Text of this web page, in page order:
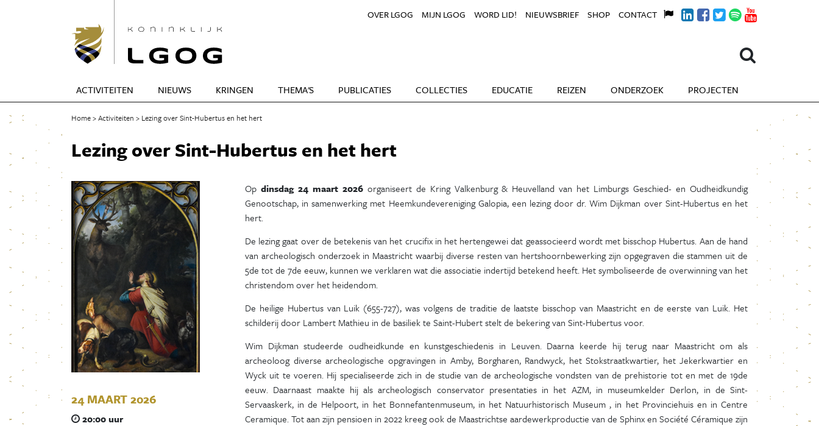
ACTIVITEITEN NIEUWS KRINGEN THEMA'S PUBLICATIES COLLECTIES EDUCATIE REIZEN ONDERZOEK PROJECTEN
OVER LGOG MIJN LGOG WORD LID! NIEUWSBRIEF SHOP CONTACT
Home Activiteiten Lezing over Sint-Hubertus en het hert
Lezing over Sint-Hubertus en het hert
24 MAART 2026
20:00 uur
Op dinsdag 24 maart 2026organiseert de Kring Valkenburg & Heuvelland van het Limburgs Geschied- en Oudheidkundig
Genootschap, in samenwerking met Heemkundevereniging Galopia, een lezing door dr. Wim Dijkman over Sint-Hubertus en het
hert.
De lezing gaat over de betekenis van het crucifix in het hertengewei dat geassocieerd wordt met bisschop Hubertus. Aan de hand
van archeologisch onderzoek in Maastricht waarbij diverse resten van hertshoornbewerking zijn opgegraven die stammen uit de
5de tot de 7de eeuw, kunnen we verklaren wat die associatie indertijd betekend heeft. Het symboliseerde de overwinning van het
christendom over het heidendom.
De heilige Hubertus van Luik (655-727), was volgens de traditie de laatste bisschop van Maastricht en de eerste van Luik. Het
schilderij door Lambert Mathieu in de basiliek te Saint-Hubert stelt de bekering van Sint-Hubertus voor.
Wim Dijkman studeerde oudheidkunde en kunstgeschiedenis in Leuven. Daarna keerde hij terug naar Maastricht om als
archeoloog diverse archeologische opgravingen in Amby, Borgharen, Randwyck, het Stokstraatkwartier, het Jekerkwartier en
Wyck uit te voeren. Hij specialiseerde zich in de studie van de archeologische vondsten van de prehistorie tot en met de 19de
eeuw. Daarnaast maakte hij als archeologisch conservator presentaties in het AZM, in museumkelder Derlon, in de Sint-
Servaaskerk, in de Helpoort, in het Bonnefantenmuseum, in het Natuurhistorisch Museum , in het Provinciehuis en in Centre
Ceramique. Tot aan zijn pensioen in 2022 kreeg ook de Maastrichtse aardewerkproductie van de Sphinx en Société Céramique zijn